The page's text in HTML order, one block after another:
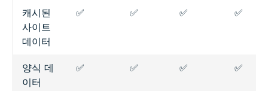
캐시된
사이트
데이터
✅ ✅ ✅ ✅
양식 데
이터
✅ ✅ ✅ ✅